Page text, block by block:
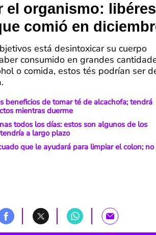
el organismo:
comió en
está desintoxicar su cuerpo
consumido en grandes
o comida, estos tés podrían ser
beneficios de tomar té de alcachofa; tendrá
mientras duerme
todos los días: estos son algunos de los
a largo plazo
que le ayudará para limpiar el colon; no